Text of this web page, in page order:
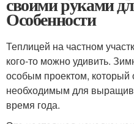
Особенности
Теплицей на частном
кого-то можно удивить.
особым проектом, который
необходимым для
время года.